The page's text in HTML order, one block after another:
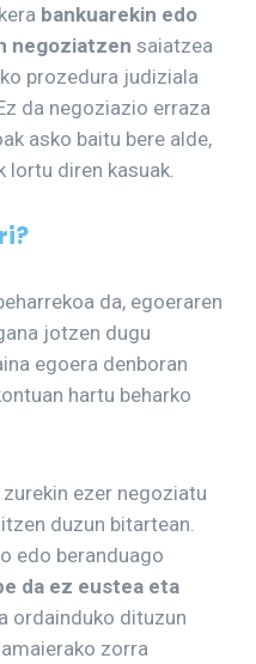
bankuarekin edo
negoziatzen saiatzea
prozedura judiziala
da negoziazio erraza
asko baitu bere alde,
lortu diren kasuak.
da, egoeraren
jotzen dugu
egoera denboran
hartu beharko
ezer negoziatu
duzun bitartean.
edo beranduago
da ez eustea eta
ordainduko dituzun
zorra